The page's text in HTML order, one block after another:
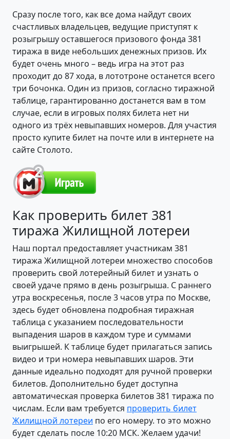
Сразу после того, как все дома найдут своих
счастливых владельцев, ведущие приступят к
розыгрышу оставшегося призового фонда 381
тиража в виде небольших денежных призов. Их
будет очень много – ведь игра на этот раз
проходит до 87 хода, в лототроне останется всего
три бочонка. Один из призов, согласно тиражной
таблице, гарантированно достанется вам в том
случае, если в игровых полях билета нет ни
одного из трёх невыпавших номеров. Для участия
просто купите билет на почте или в интернете на
сайте Столото.
Как проверить билет 381
тиража Жилищной лотереи
Наш портал предоставляет участникам 381
тиража Жилищной лотереи множество способов
проверить свой лотерейный билет и узнать о
своей удаче прямо в день розыгрыша. С раннего
утра воскресенья, после 3 часов утра по Москве,
здесь будет обновлена подробная тиражная
таблица с указанием последовательности
выпадения шаров в каждом туре и суммами
выигрышей. К таблице будет прилагаться запись
видео и три номера невыпавших шаров. Эти
данные идеально подходят для ручной проверки
билетов. Дополнительно будет доступна
автоматическая проверка билетов 381 тиража по
числам. Если вам требуется проверить билет
Жилищной лотереи по его номеру. то это можно
будет сделать после 10:20 МСК. Желаем удачи!